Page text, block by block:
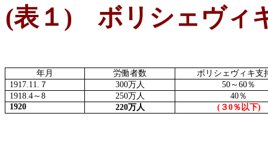
(表１ ) ボリシェヴィ
年月 労働者数
ボリシェヴィキ支
1917.11. ７ 300万人 50 ～ 60％
1918.4～ 8 250万人 40％
1920
220万人 (３0％以下)